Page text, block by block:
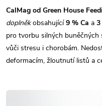
CalMag od Green House
doplněkobsahující9 % Ca a
pro tvorbu silných
vůči stresu i chorobám.
deformacím, žloutnutí listů a